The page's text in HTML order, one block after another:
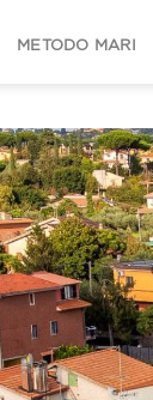
METODO MARI